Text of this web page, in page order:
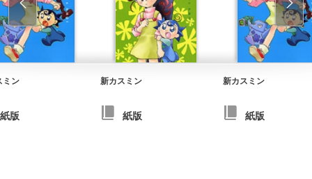
ミン
紙版
新カスミン
紙版
新カスミン
紙版